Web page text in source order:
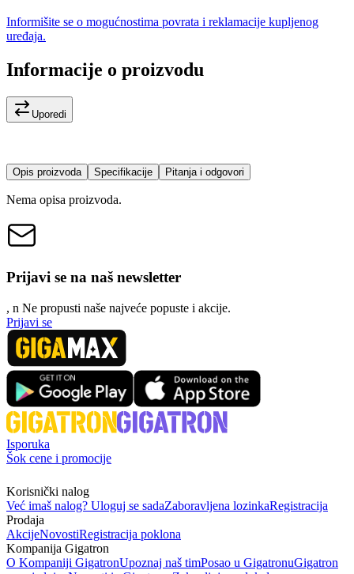
Informišite se o mogućnostima povrata i reklamacije kupljenog
uređaja.
Informacije o proizvodu
Uporedi
Opis proizvoda Specifikacije Pitanja i odgovori
Nema opisa proizvoda.
Prijavi se na naš newsletter
, n Ne propusti naše najveće popuste i akcije.
Prijavi se
Isporuka
Šok cene i promocije
Korisnički nalog
Već imaš nalog? Uloguj se sadaZaboravljena lozinkaRegistracija
Prodaja
AkcijeNovostiRegistracija poklona
Kompanija Gigatron
O Kompaniji GigatronUpoznaj naš timPosao u GigatronuGigatron